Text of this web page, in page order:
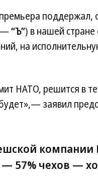
поддержал,
“Ъ”) в нашей
на
НАТО, решится в
заявил
57% чехов —